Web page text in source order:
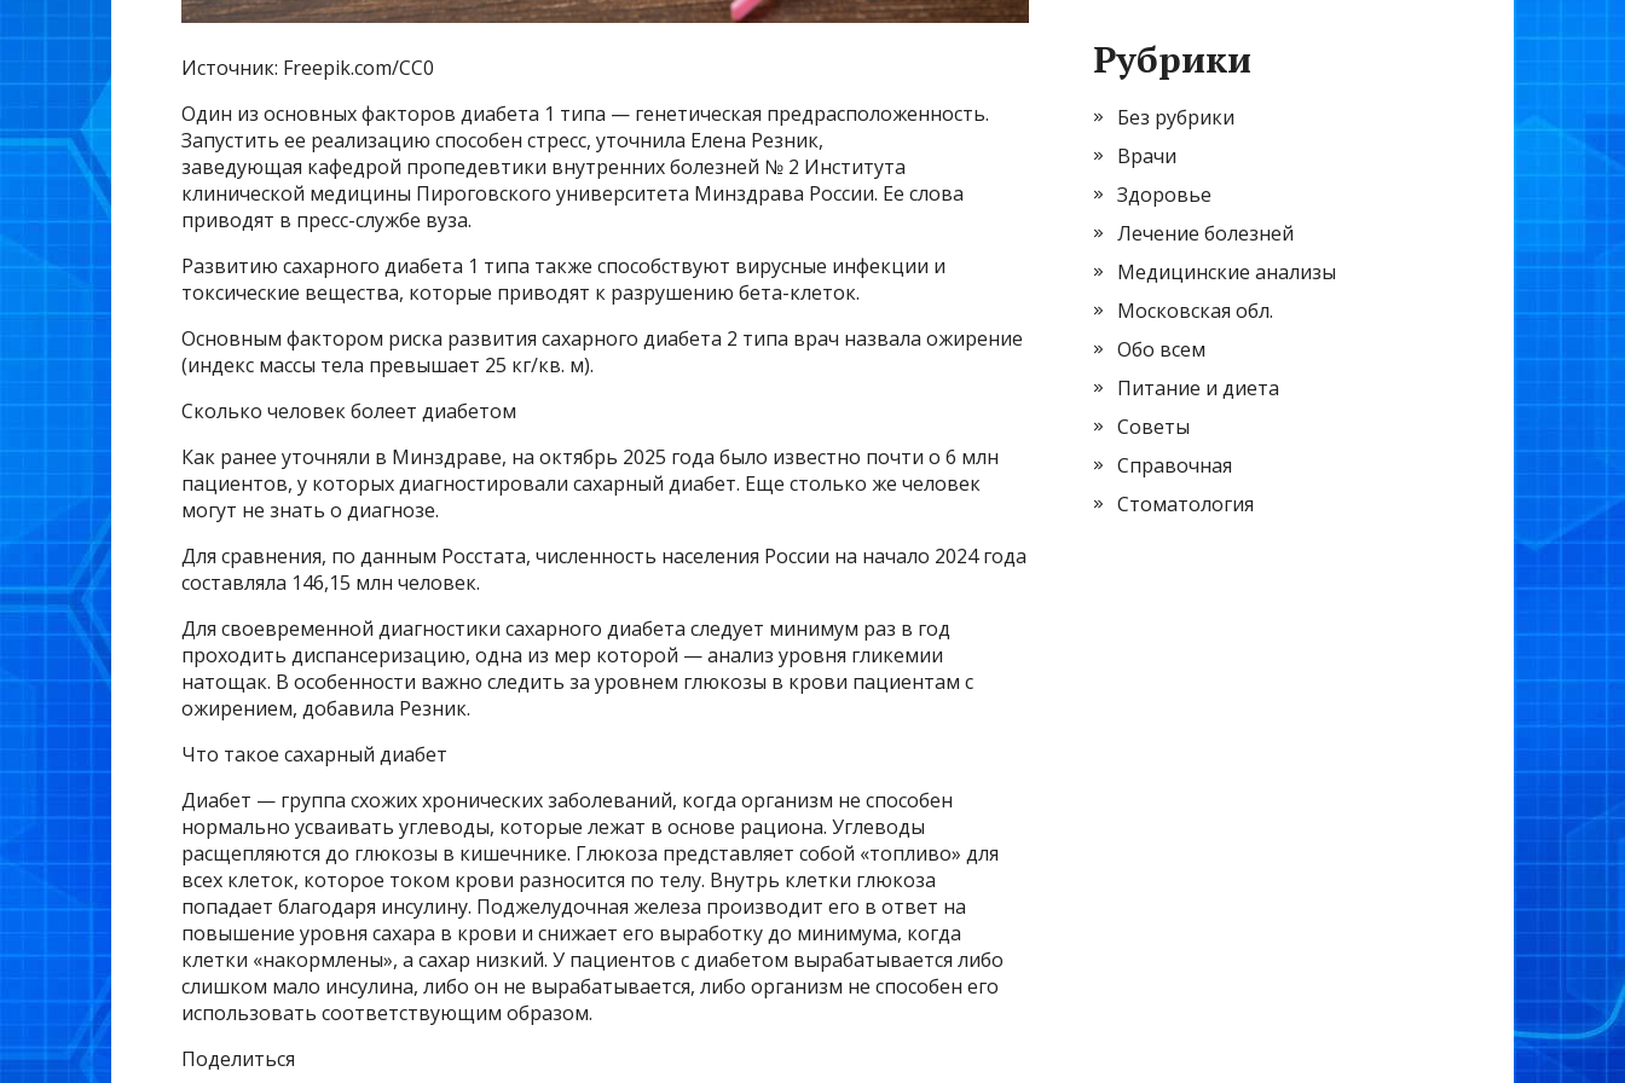
Источник: Freepik.com/CC0
Один из основных факторов диабета 1 типа — генетическая предрасположенность.
Запустить ее реализацию способен стресс, уточнила Елена Резник,
заведующая кафедрой пропедевтики внутренних болезней № 2 Института
клинической медицины Пироговского университета Минздрава России. Ее слова
приводят в пресс-службе вуза.
Развитию сахарного диабета 1 типа также способствуют вирусные инфекции и
токсические вещества, которые приводят к разрушению бета-клеток.
Основным фактором риска развития сахарного диабета 2 типа врач назвала ожирение
(индекс массы тела превышает 25 кг/кв. м).
Сколько человек болеет диабетом
Как ранее уточняли в Минздраве, на октябрь 2025 года было известно почти о 6 млн
пациентов, у которых диагностировали сахарный диабет. Еще столько же человек
могут не знать о диагнозе.
Для сравнения, по данным Росстата, численность населения России на начало 2024 года
составляла 146,15 млн человек.
Для своевременной диагностики сахарного диабета следует минимум раз в год
проходить диспансеризацию, одна из мер которой — анализ уровня гликемии
натощак. В особенности важно следить за уровнем глюкозы в крови пациентам с
ожирением, добавила Резник.
Что такое сахарный диабет
Диабет — группа схожих хронических заболеваний, когда организм не способен
нормально усваивать углеводы, которые лежат в основе рациона. Углеводы
расщепляются до глюкозы в кишечнике. Глюкоза представляет собой «топливо» для
всех клеток, которое током крови разносится по телу. Внутрь клетки глюкоза
попадает благодаря инсулину. Поджелудочная железа производит его в ответ на
повышение уровня сахара в крови и снижает его выработку до минимума, когда
клетки «накормлены», а сахар низкий. У пациентов с диабетом вырабатывается либо
слишком мало инсулина, либо он не вырабатывается, либо организм не способен его
использовать соответствующим образом.
Поделиться
Рубрики
Без рубрики
Врачи
Здоровье
Лечение болезней
Медицинские анализы
Московская обл.
Обо всем
Питание и диета
Советы
Справочная
Стоматология